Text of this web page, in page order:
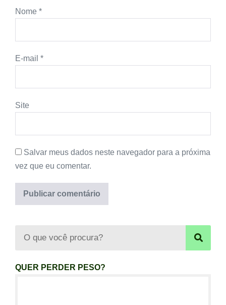
Nome *
E-mail *
Site
Salvar meus dados neste navegador para a próxima
vez que eu comentar.
QUER PERDER PESO?